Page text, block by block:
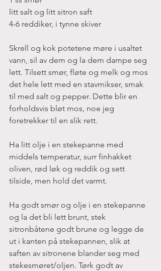
litt salt og litt sitron saft
4-6 reddiker, i tynne skiver
Skrell og kok potetene møre i usaltet
vann, sil av dem og la dem dampe seg
lett. Tilsett smør, fløte og melk og mos
det hele lett med en stavmikser, smak
til med salt og pepper. Dette blir en
forholdsvis bløt mos, noe jeg
foretrekker til en slik rett.
Ha litt olje i en stekepanne med
middels temperatur, surr finhakket
oliven, rød løk og reddik og sett
tilside, men hold det varmt.
Ha godt smør og olje i en stekepanne
og la det bli lett brunt, stek
sitronbåtene godt brune og legge de
ut i kanten på stekepannen, slik at
saften av sitronene blander seg med
stekesmøret/oljen. Tørk godt av